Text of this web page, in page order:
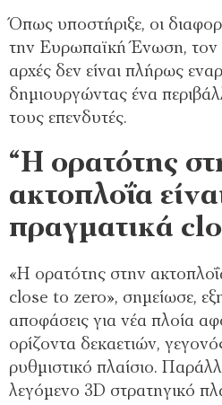
Όπως υποστήριξε, οι
την Ευρωπαϊκή Ένωση, τον
αρχές δεν είναι πλήρως
δημιουργώντας ένα
τους επενδυτές.
“Η ορατότης
ακτοπλοΐα
πραγματικά
«Η ορατότης στην
close to zero», σημείωσε,
αποφάσεις για νέα πλοία
ορίζοντα δεκαετιών,
ρυθμιστικό πλαίσιο.
λεγόμενο 3D στρατηγικό